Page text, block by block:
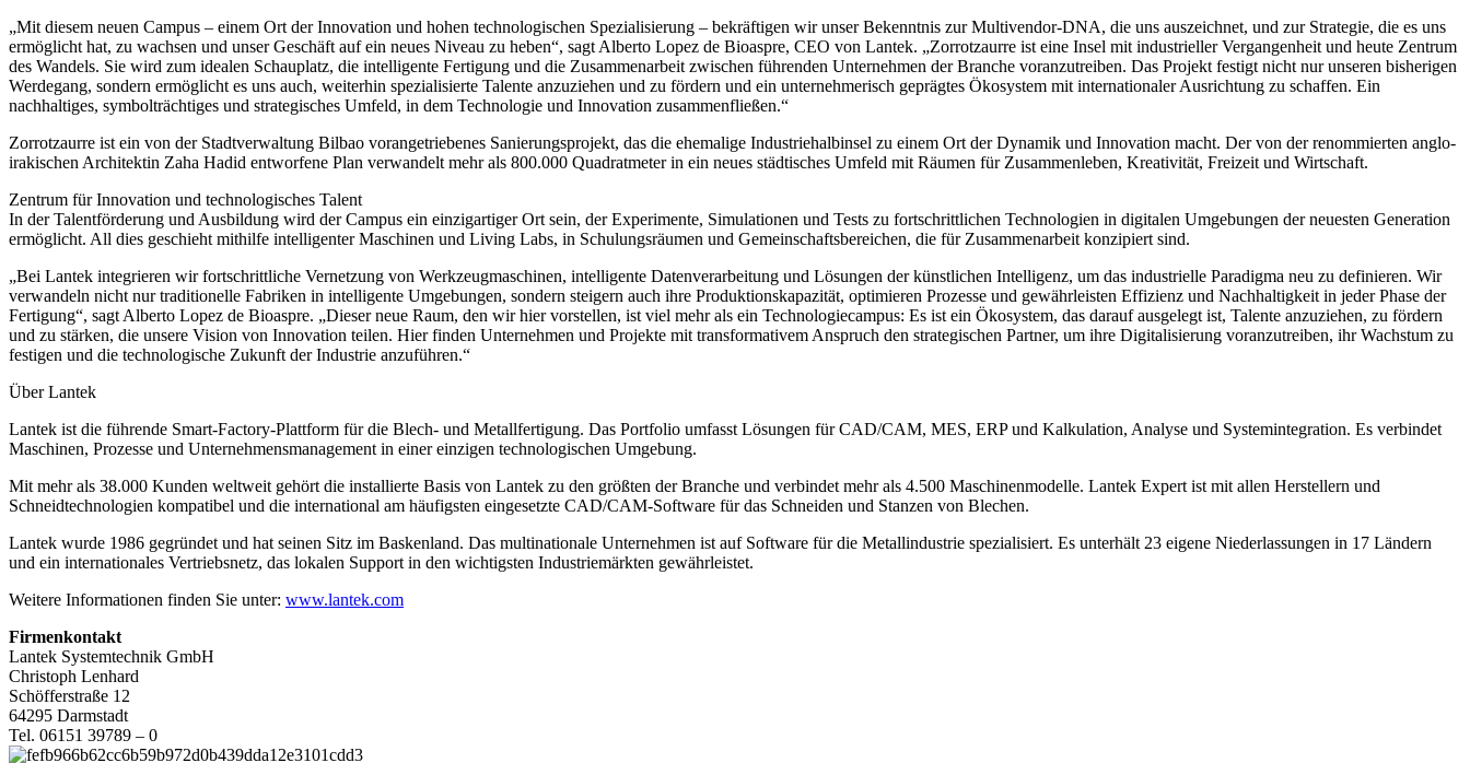
„Mit diesem neuen Campus – einem Ort der Innovation und hohen technologischen Spezialisierung – bekräftigen wir unser Bekenntnis zur Multivendor-DNA, die uns auszeichnet, und zur Strategie, die es uns
ermöglicht hat, zu wachsen und unser Geschäft auf ein neues Niveau zu heben“, sagt Alberto Lopez de Bioaspre, CEO von Lantek. „Zorrotzaurre ist eine Insel mit industrieller Vergangenheit und heute Zentrum
des Wandels. Sie wird zum idealen Schauplatz, die intelligente Fertigung und die Zusammenarbeit zwischen führenden Unternehmen der Branche voranzutreiben. Das Projekt festigt nicht nur unseren bisherigen
Werdegang, sondern ermöglicht es uns auch, weiterhin spezialisierte Talente anzuziehen und zu fördern und ein unternehmerisch geprägtes Ökosystem mit internationaler Ausrichtung zu schaffen. Ein
nachhaltiges, symbolträchtiges und strategisches Umfeld, in dem Technologie und Innovation zusammenfließen.“
Zorrotzaurre ist ein von der Stadtverwaltung Bilbao vorangetriebenes Sanierungsprojekt, das die ehemalige Industriehalbinsel zu einem Ort der Dynamik und Innovation macht. Der von der renommierten anglo-
irakischen Architektin Zaha Hadid entworfene Plan verwandelt mehr als 800.000 Quadratmeter in ein neues städtisches Umfeld mit Räumen für Zusammenleben, Kreativität, Freizeit und Wirtschaft.
Zentrum für Innovation und technologisches Talent
In der Talentförderung und Ausbildung wird der Campus ein einzigartiger Ort sein, der Experimente, Simulationen und Tests zu fortschrittlichen Technologien in digitalen Umgebungen der neuesten Generation
ermöglicht. All dies geschieht mithilfe intelligenter Maschinen und Living Labs, in Schulungsräumen und Gemeinschaftsbereichen, die für Zusammenarbeit konzipiert sind.
„Bei Lantek integrieren wir fortschrittliche Vernetzung von Werkzeugmaschinen, intelligente Datenverarbeitung und Lösungen der künstlichen Intelligenz, um das industrielle Paradigma neu zu definieren. Wir
verwandeln nicht nur traditionelle Fabriken in intelligente Umgebungen, sondern steigern auch ihre Produktionskapazität, optimieren Prozesse und gewährleisten Effizienz und Nachhaltigkeit in jeder Phase der
Fertigung“, sagt Alberto Lopez de Bioaspre. „Dieser neue Raum, den wir hier vorstellen, ist viel mehr als ein Technologiecampus: Es ist ein Ökosystem, das darauf ausgelegt ist, Talente anzuziehen, zu fördern
und zu stärken, die unsere Vision von Innovation teilen. Hier finden Unternehmen und Projekte mit transformativem Anspruch den strategischen Partner, um ihre Digitalisierung voranzutreiben, ihr Wachstum zu
festigen und die technologische Zukunft der Industrie anzuführen.“
Über Lantek
Lantek ist die führende Smart-Factory-Plattform für die Blech- und Metallfertigung. Das Portfolio umfasst Lösungen für CAD/CAM, MES, ERP und Kalkulation, Analyse und Systemintegration. Es verbindet
Maschinen, Prozesse und Unternehmensmanagement in einer einzigen technologischen Umgebung.
Mit mehr als 38.000 Kunden weltweit gehört die installierte Basis von Lantek zu den größten der Branche und verbindet mehr als 4.500 Maschinenmodelle. Lantek Expert ist mit allen Herstellern und
Schneidtechnologien kompatibel und die international am häufigsten eingesetzte CAD/CAM-Software für das Schneiden und Stanzen von Blechen.
Lantek wurde 1986 gegründet und hat seinen Sitz im Baskenland. Das multinationale Unternehmen ist auf Software für die Metallindustrie spezialisiert. Es unterhält 23 eigene Niederlassungen in 17 Ländern
und ein internationales Vertriebsnetz, das lokalen Support in den wichtigsten Industriemärkten gewährleistet.
Weitere Informationen finden Sie unter: www.lantek.com
Firmenkontakt
Lantek Systemtechnik GmbH
Christoph Lenhard
Schöfferstraße 12
64295 Darmstadt
Tel. 06151 39789 – 0